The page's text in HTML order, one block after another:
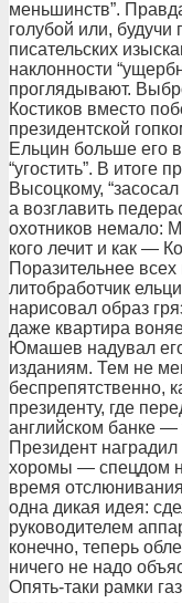
меньшинств”.
голубой или,
писательских
наклонности
проглядывают.
Костиков вместо
президентской
Ельцин больше его
“угостить”. В итоге
Высоцкому,
а возглавить
охотников немало:
кого лечит и как —
Поразительнее
литобработчик
нарисовал образ
даже квартира
Юмашев надувал
изданиям. Тем не
беспрепятственно,
президенту, где
английском банке —
Президент
хоромы — спецдом
время
одна дикая идея:
руководителем
конечно, теперь
ничего не надо
Опять-таки рамки